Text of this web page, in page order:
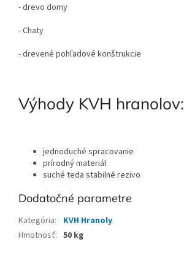
- drevo domy
- Chaty
- drevené pohľadové konštrukcie
Výhody KVH hranolov:
jednoduché spracovanie
prírodný materiál
suché teda stabilné rezivo
Dodatočné parametre
Kategória:
KVH Hranoly
Hmotnosť: 50 kg